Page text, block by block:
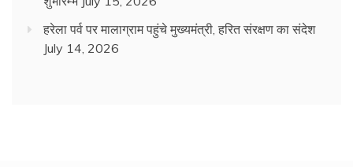
हरेला पर्व पर मालाग्राम पहुंचे मुख्यमंत्री, हरित संरक्षण का संदेश
July 14, 2026